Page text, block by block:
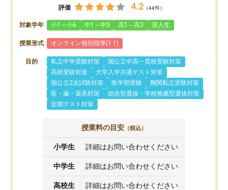
評価 4.2 （44件）
対象学年 小1～小6 中1～中3 高1～高3 浪人生
授業形式 オンライン個別指導(1:1)
目的 私立中学受験対策
国公立中高一貫校受験対策
高校受験対策
大学入学共通テスト対策
国公立2次試験対策
医学部受験
難関私立受験対策
医・歯・薬系対策
総合型選抜・学校推薦型選抜対策
定期テスト対策
授業料の目安 （税込）
小学生 詳細はお問い合わせください
中学生 詳細はお問い合わせください
高校生 詳細はお問い合わせください